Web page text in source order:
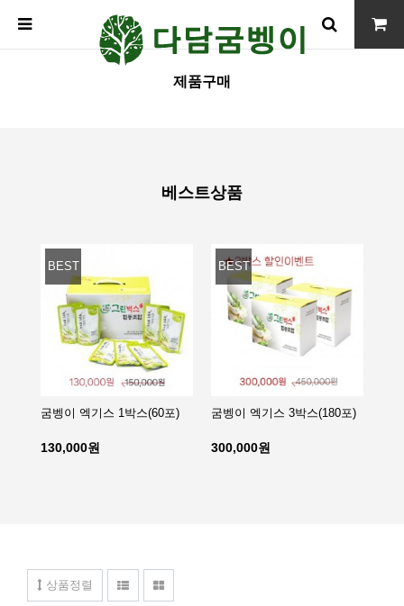
제품구매
베스트상품
BEST
굼벵이 엑기스 1박스(60포)
130,000원
BEST
굼벵이 엑기스 3박스(180포)
300,000원
상품정렬